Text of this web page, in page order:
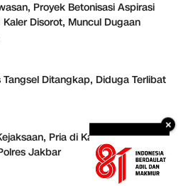
Proyek Betonisasi Aspirasi
Kaler Disorot, Muncul Dugaan
Ditangkap, Diduga Terlibat
Pria di Kalideres Mengaku
Jakbar
×